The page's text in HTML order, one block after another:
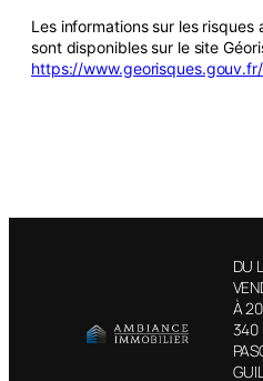
Les informations sur les
sont disponibles sur le site
https://www.georisques.gouv.fr/
DU
À
340